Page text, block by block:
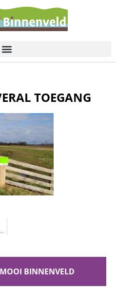
TOEGANG
Algemeen Binnenveldse hooilanden
BINNENVELD